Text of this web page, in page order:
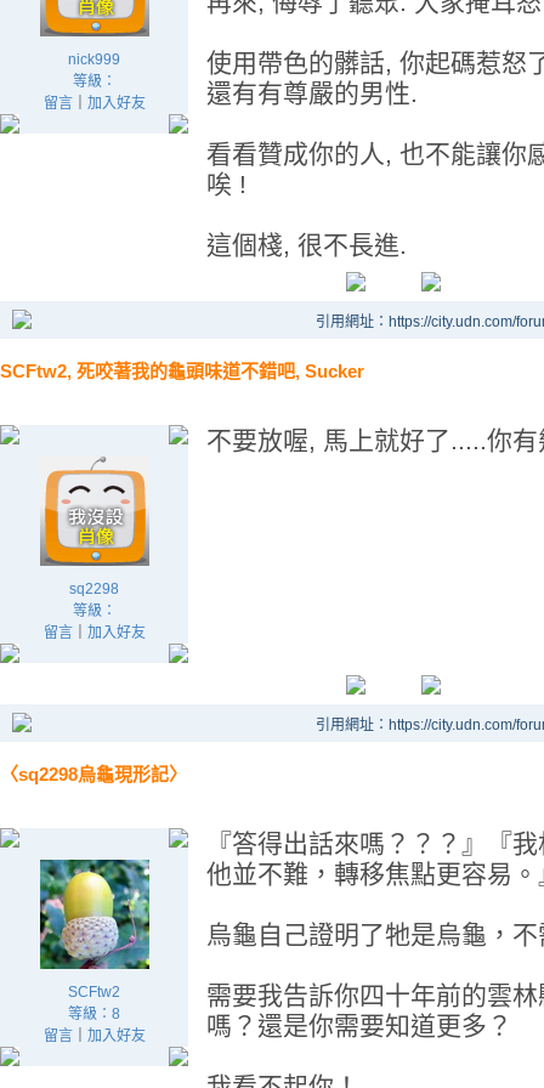
nick999
等級：
留言｜ 加入好友
使用帶色的髒話, 你起碼惹怒
還有有尊嚴的男性.
看看贊成你的人, 也不能讓你
唉 !
這個棧, 很不長進.
引用網址：https://city.udn.com/
SCFtw2, 死咬著我的龜頭味道不錯吧, Sucker
sq2298
等級：
留言｜ 加入好友
不要放喔, 馬上就好了.....你
引用網址：https://city.udn.com/
〈sq2298烏龜現形記〉
SCFtw2
等級：8
留言｜ 加入好友
『答得出話來嗎？？？』『
他並不難，轉移焦點更容易。
烏龜自己證明了牠是烏龜，
需要我告訴你四十年前的雲
嗎？還是你需要知道更多？